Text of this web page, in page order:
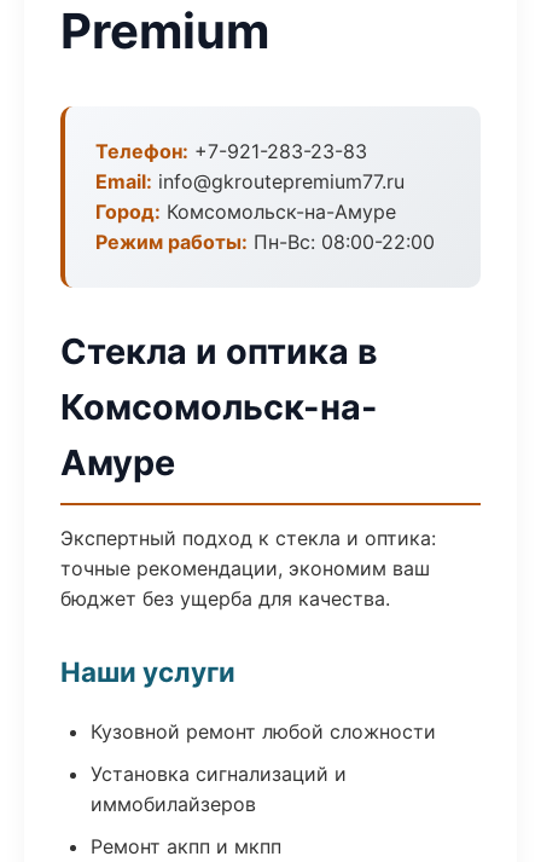
Premium
Телефон: +7-921-283-23-83
Email: info@gkroutepremium77.ru
Город: Комсомольск-на-Амуре
Режим работы: Пн-Вс: 08:00-22:00
Стекла и оптика в
Комсомольск-на-
Амуре
Экспертный подход к стекла и оптика:
точные рекомендации, экономим ваш
бюджет без ущерба для качества.
Наши услуги
Кузовной ремонт любой сложности
Установка сигнализаций и
иммобилайзеров
Ремонт акпп и мкпп